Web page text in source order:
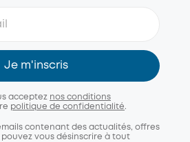
Je m'inscris
acceptez nos conditions
politique de confidentialité.
contenant des actualités, offres
vous désinscrire à tout